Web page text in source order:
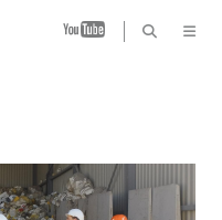
B